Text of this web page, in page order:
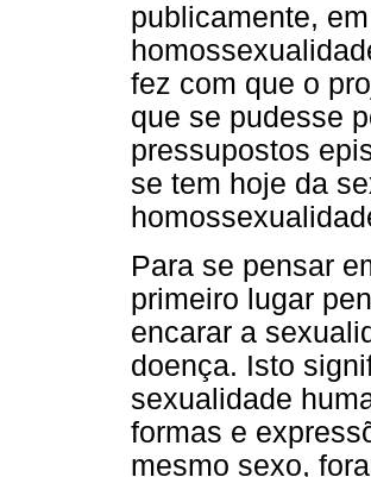
publicamente,
fez com que o
que se pudesse
pressupostos
se tem hoje da
Para se pensar
primeiro lugar
encarar a
doença. Isto
sexualidade
formas e
mesmo sexo,